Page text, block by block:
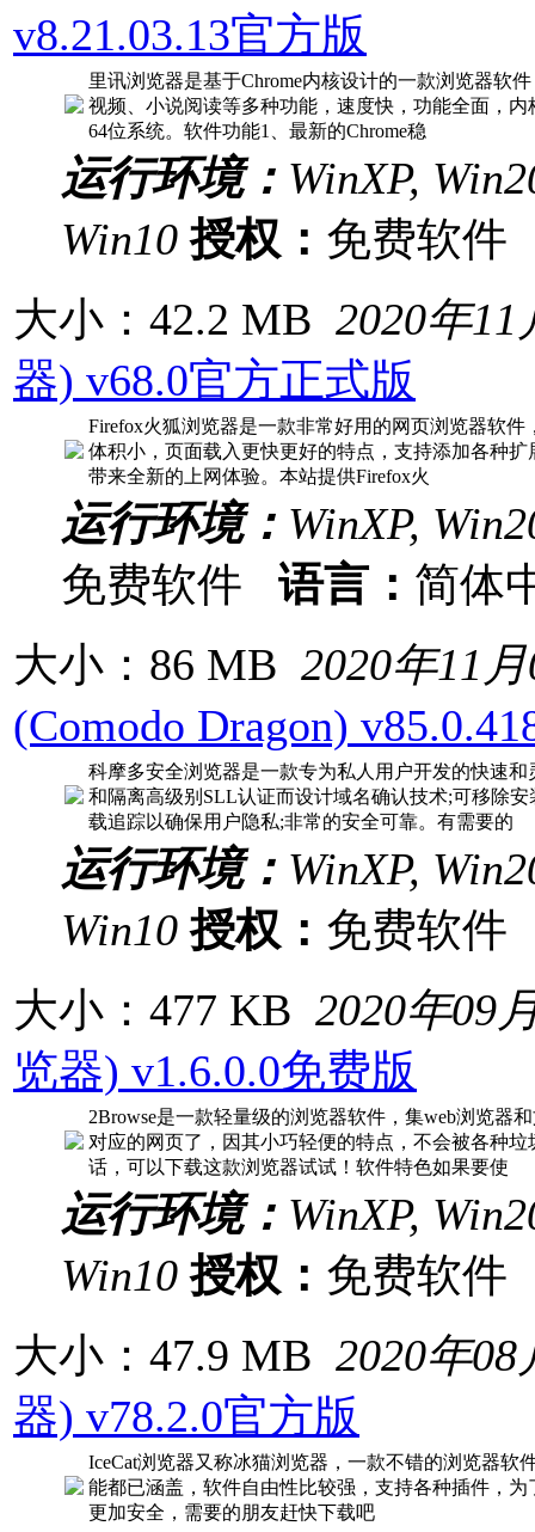
v8.21.03.13官方版
里讯浏览器是基于Chrome内核设计的一款浏览器软
视频、小说阅读等多种功能，速度快，功能全面，
64位系统。软件功能1、最新的Chrome稳
运行环境： WinXP,
Win10 授权： 免费软
大小：42.2 MB 2020年11
器) v68.0官方正式版
Firefox火狐浏览器是一款非常好用的网页浏览器软
体积小，页面载入更快更好的特点，支持添加各种
带来全新的上网体验。本站提供Firefox火
运行环境： WinXP,
免费软件 语言： 简体
大小：86 MB 2020年11
(Comodo Dragon)
科摩多安全浏览器是一款专为私人用户开发的快速
和隔离高级别SLL认证而设计域名确认技术;可移除
载追踪以确保用户隐私;非常的安全可靠。有需要的
运行环境： WinXP,
Win10 授权： 免费软
大小：477 KB 2020年09
览器) v1.6.0.0免费版
2Browse是一款轻量级的浏览器软件，集web浏览器
对应的网页了，因其小巧轻便的特点，不会被各种
话，可以下载这款浏览器试试！软件特色如果要使
运行环境： WinXP,
Win10 授权： 免费软
大小：47.9 MB 2020年08
器) v78.2.0官方版
IceCat浏览器又称冰猫浏览器，一款不错的浏览器软
能都已涵盖，软件自由性比较强，支持各种插件，
更加安全，需要的朋友赶快下载吧